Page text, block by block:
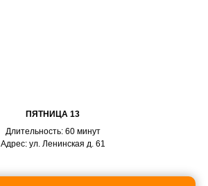
ПЯТНИЦА 13
Длительность: 60 минут
Адрес: ул. Ленинская д. 61